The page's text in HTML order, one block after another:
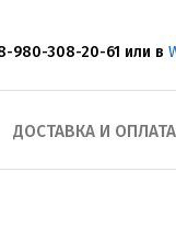
980-308-20-61 или в
ДОСТАВКА И ОПЛАТА